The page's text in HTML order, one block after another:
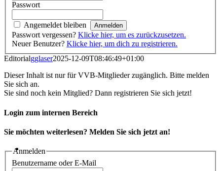
Passwort
Angemeldet bleiben
Passwort vergessen? Klicke hier, um es zurückzusetzen.
Neuer Benutzer? Klicke hier, um dich zu registrieren.
Editorialgglaser2025-12-09T08:46:49+01:00
Dieser Inhalt ist nur für VVB-Mitglieder zugänglich. Bitte melden
Sie sich an.
Sie sind noch kein Mitglied? Dann registrieren Sie sich jetzt!
Login zum internen Bereich
Sie möchten weiterlesen? Melden Sie sich jetzt an!
Anmelden
Benutzername oder E-Mail